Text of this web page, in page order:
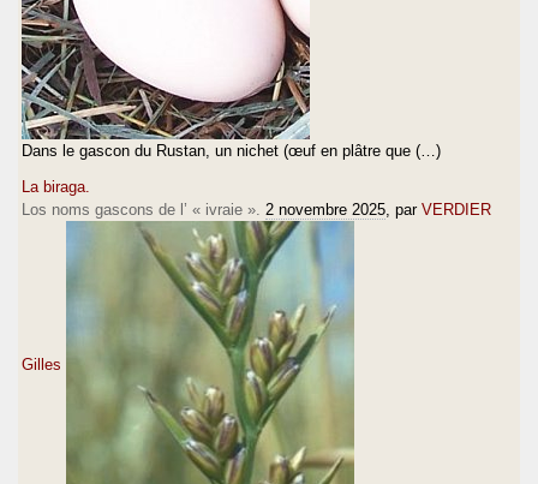
Dans le gascon du Rustan, un nichet (œuf en plâtre que (…)
La biraga.
Los noms gascons de l’ « ivraie ». 2 novembre 2025 , par VERDIER
Gilles